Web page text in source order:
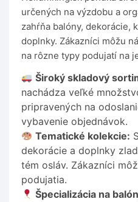
určených na výzdobu a
zahŕňa balóny, dekorácie,
doplnky. Zákazníci môžu
na rôzne typy podujatí na
Široký skladový
nachádza veľké
pripravených na
vybavenie objednávok.
Tematické kolekcie:
dekorácie a doplnky
tém osláv. Zákazníci
podujatia.
Špecializácia na